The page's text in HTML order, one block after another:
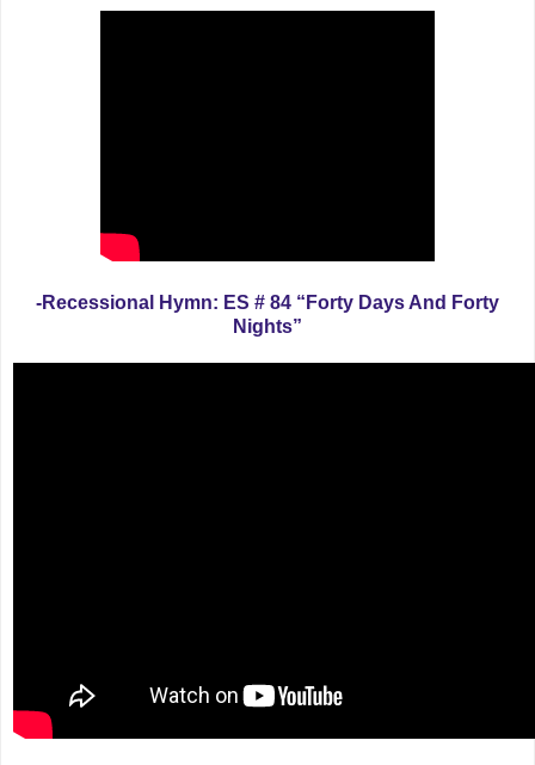
-Recessional Hymn: ES # 84 “Forty Days And Forty
Nights”